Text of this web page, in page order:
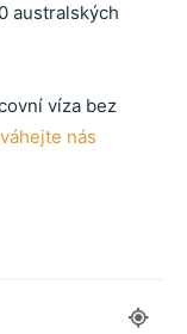
australských
víza bez
nás